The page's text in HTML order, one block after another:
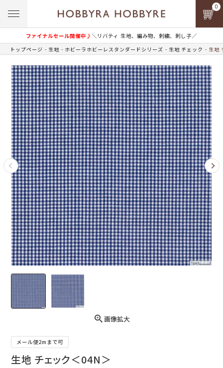
ファイナルセール開催中♪＼リバティ 生地、編み物、刺繍、刺し子／
0
トップページ 生地 ホビーラホビーレスタンダードシリーズ 生地 チェック 生地
画像拡大
メール便2mまで可
生地 チェック＜04N＞